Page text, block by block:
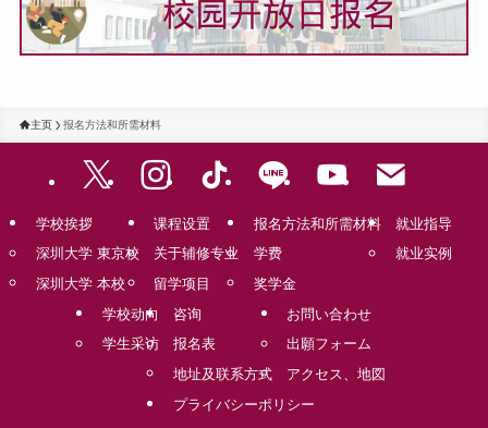
主页 报名方法和所需材料
学校挨拶
深圳大学 東京校
深圳大学 本校
课程设置
关于辅修专业
留学项目
报名方法和所需材料
学费
奖学金
就业指导
就业实例
学校动向
学生采访
咨询
报名表
地址及联系方式
お問い合わせ
出願フォーム
アクセス、地図
プライバシーポリシー